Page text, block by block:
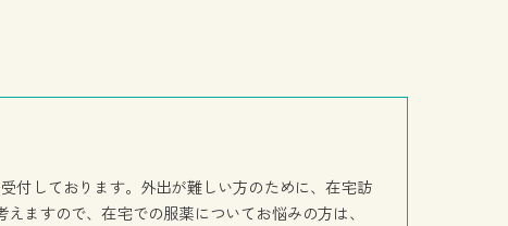
付しております。外出が難しい方のために、在宅訪
ますので、在宅での服薬についてお悩みの方は、